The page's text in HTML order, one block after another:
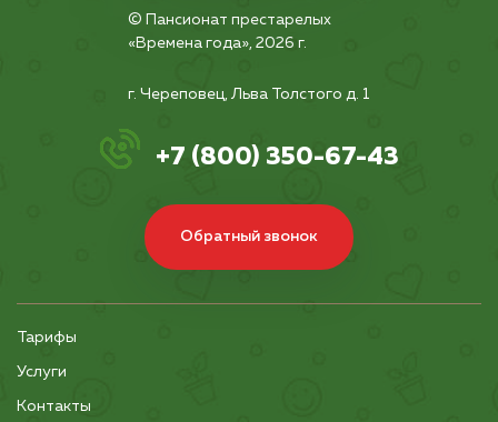
© Пансионат престарелых
«Времена года», 2026 г.
г. Череповец, Льва Толстого д. 1
+7 (800) 350-67-43
Обратный звонок
Тарифы
Услуги
Контакты